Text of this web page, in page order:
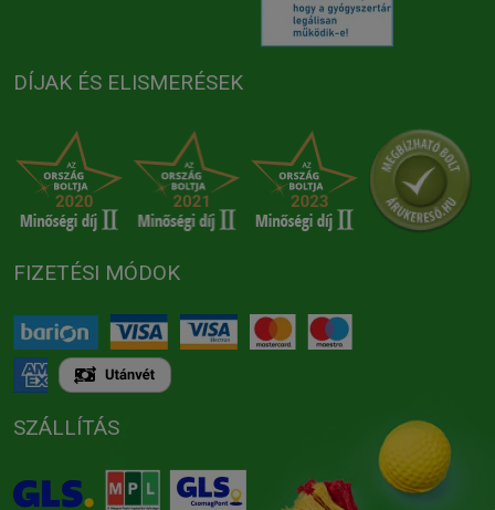
DÍJAK ÉS ELISMERÉSEK
FIZETÉSI MÓDOK
SZÁLLÍTÁS